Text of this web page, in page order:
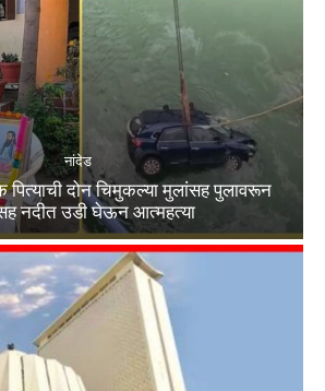
नांदेड
पित्याची दोन चिमुकल्या मुलांसह पुलावरून
नदीत उडी घेऊन आत्महत्या